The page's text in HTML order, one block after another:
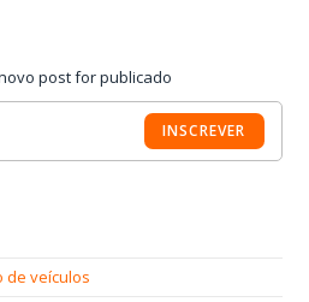
post for publicado
INSCREVER
de veículos